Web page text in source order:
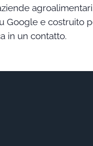
e costruito
in un contatto.